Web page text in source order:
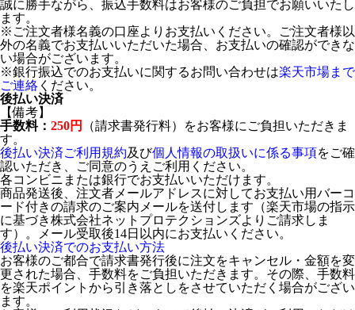
誠に勝手ながら、振込手数料はお客様のご負担でお願いいたし
ます。
※ご注文者様名義の口座よりお支払いください。ご注文者様以
外の名義でお支払いいただいた場合、お支払いの確認ができな
い場合がございます。
※銀行振込でのお支払いに関するお問い合わせは楽天市場まで
ご連絡 ください。
後払い決済
【備考】
手数料： 250円
（請求書発行料）をお客様にご負担いただきま
す。
後払い決済ご利用規約及び個人情報の取扱いに係る事項をご確
認いただき、ご同意のうえご利用ください。
各コンビニまたは銀行でお支払いいただけます。
商品発送後、注文者メールアドレスに対してお支払い用バーコ
ード付きの請求のご案内メールを送付します（楽天市場の指示
に基づき株式会社ネットプロテクションズよりご請求しま
す）。メール受取後14日以内にお支払いください。
後払い決済でのお支払い方法
お客様のご都合で請求書発行後に注文をキャンセル・金額を変
更された場合、手数料をご負担いただきます。その際、手数料
を楽天ポイントから引き落としをさせていただく場合がござい
ます。